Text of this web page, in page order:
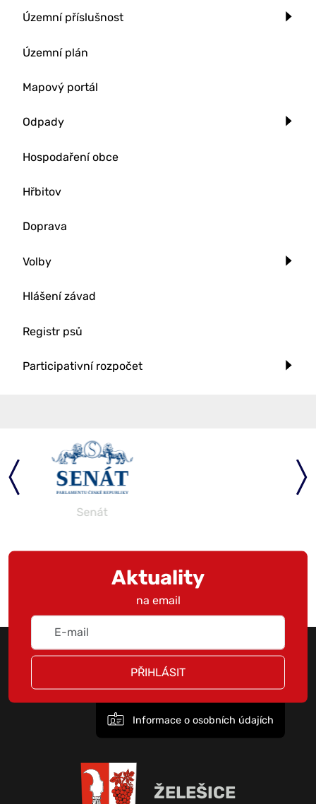
Územní příslušnost
Územní plán
Mapový portál
Odpady
Hospodaření obce
Hřbitov
Doprava
Volby
Hlášení závad
Registr psů
Participativní rozpočet
Aktuality
na email
PŘIHLÁSIT
Informace o osobních údajích
ŽELEŠICE